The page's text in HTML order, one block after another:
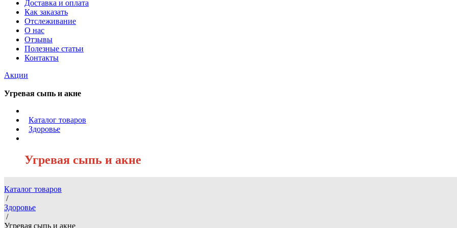
Доставка и оплата
Как заказать
Отслеживание
О нас
Отзывы
Полезные статьи
Контакты
Акции
Угревая сыпь и акне
Каталог товаров
Здоровье
Угревая сыпь и акне
Каталог товаров
/
Здоровье
/
Угревая сыпь и акне